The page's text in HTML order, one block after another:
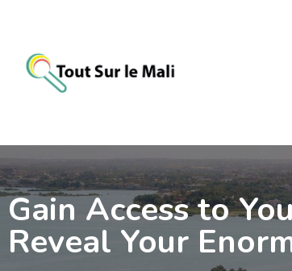
contenu
Gain Access to
Reveal Your